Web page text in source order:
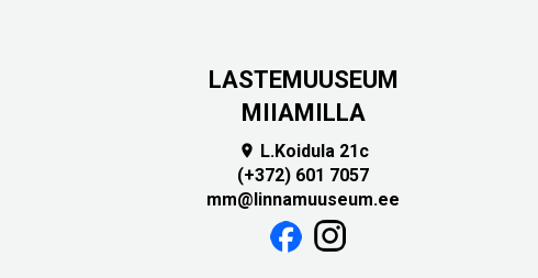
LASTEMUUSEUM
MIIAMILLA
 L.Koidula 21c
(+372) 601 7057
mm@linnamuuseum.ee